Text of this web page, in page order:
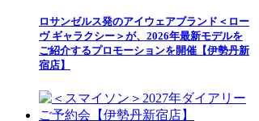
ロサンゼルス発のアイウェアブランド＜ロー
ヴ ギャラクシー＞が、2026年最新モデルを
ご紹介するプロモーションを開催【伊勢丹新
宿店】